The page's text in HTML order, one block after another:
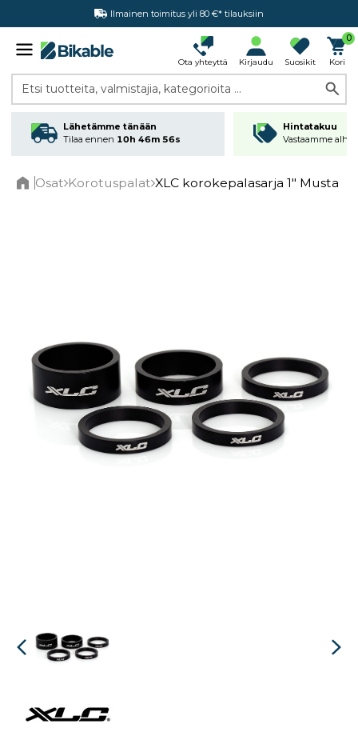
Ilmainen toimitus yli 80 €* tilauksiin
Hintatakuu
Ota yhteyttä Kirjaudu Suosikit
0
Kori
Etsi tuotteita, valmistajia, kategorioita ...
Lähetämme tänään
Tilaa ennen 10h 46m 56s
Hintatakuu
Vastaamme
Osat Korotuspalat XLC korokepalasarja 1" Musta